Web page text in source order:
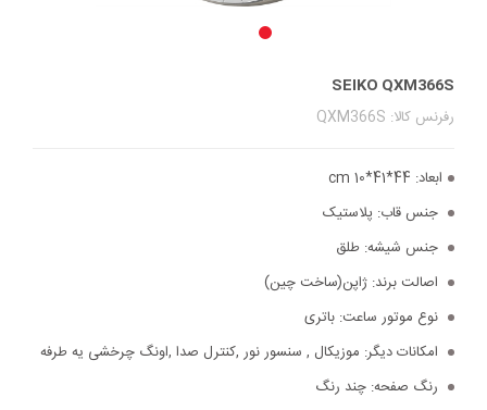
SEIKO QXM366S
رفرنس کالا: QXM366S
ابعاد:
جنس قاب: پلاستیک
جنس شیشه: طلق
اصالت برند: ژاپن(ساخت چین)
نوع موتور ساعت: باتری
امکانات دیگر: موزیکال , سنسور نور ,کنترل صدا ,اونگ چرخشی یه طرفه
رنگ صفحه: چند رنگ